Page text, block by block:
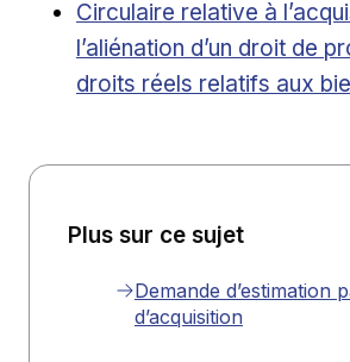
Lien externe
Circulaire relative à
l’aliénation d’un droit de
droits réels relatifs aux
Plus sur ce sujet
Demande d’estimation
d’acquisition